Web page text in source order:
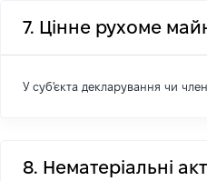
7. Цінне рухоме
У суб'єкта декларування чи
8. Нематеріальні